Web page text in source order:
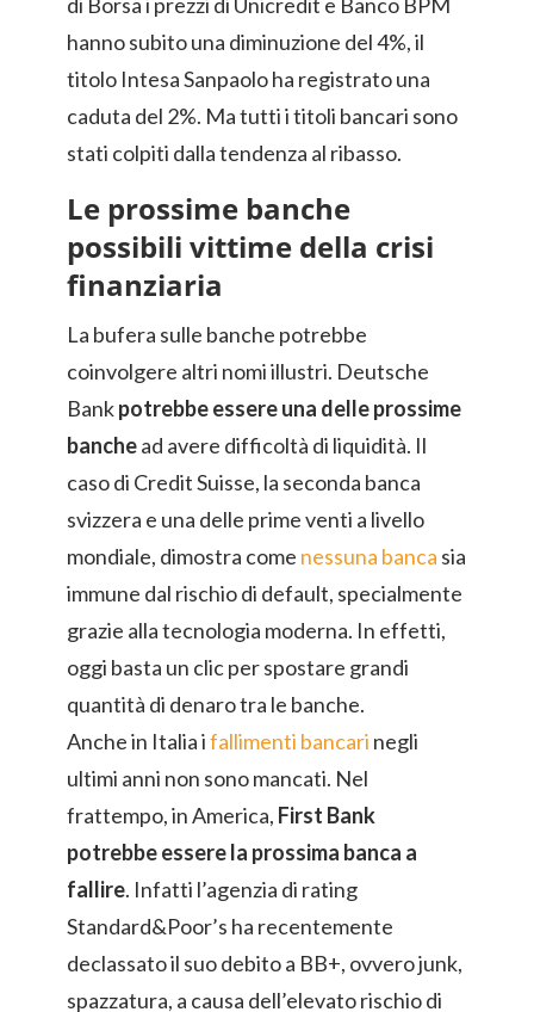
hanno subito una diminuzione del 4%, il
titolo Intesa Sanpaolo ha registrato una
caduta del 2%. Ma tutti i titoli bancari sono
stati colpiti dalla tendenza al ribasso.
Le prossime banche
possibili vittime della crisi
finanziaria
La bufera sulle banche potrebbe
coinvolgere altri nomi illustri. Deutsche
Bankpotrebbe essere una delle prossime
banchead avere difficoltà di liquidità. Il
caso di Credit Suisse, la seconda banca
svizzera e una delle prime venti a livello
mondiale, dimostra come nessuna banca sia
immune dal rischio di default, specialmente
grazie alla tecnologia moderna. In effetti,
oggi basta un clic per spostare grandi
quantità di denaro tra le banche.
Anche in Italia ifallimenti bancari negli
ultimi anni non sono mancati. Nel
frattempo, in America, First Bank
potrebbe essere la prossima banca a
fallire. Infatti l’agenzia di rating
Standard&Poor’s ha recentemente
declassato il suo debito a BB+, ovvero junk,
spazzatura, a causa dell’elevato rischio di